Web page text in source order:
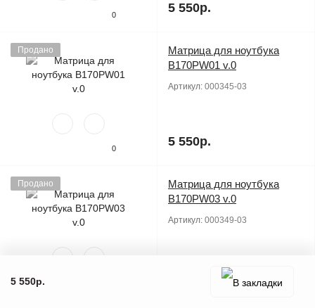
0 5 550р.
Продано
0
Матрица для ноутбука
B170PW01 v.0
Артикул: 000345-03
5 550р.
Продано
Матрица для ноутбука
B170PW03 v.0
Артикул: 000349-03
5 550р.